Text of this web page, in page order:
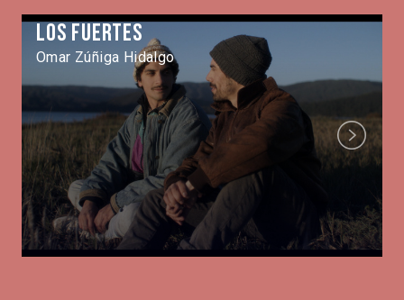
Los Fuertes
Omar Zúñiga Hidalgo
Next